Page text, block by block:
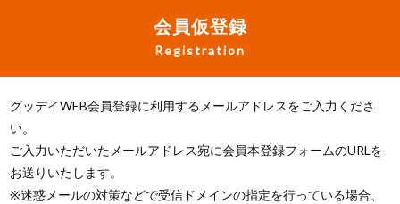
会員仮登録
Registration
グッデイWEB会員登録に利用するメールアドレスをご入力くださ
い。
ご入力いただいたメールアドレス宛に会員本登録フォームのURLを
お送りいたします。
※迷惑メールの対策などで受信ドメインの指定を行っている場合、